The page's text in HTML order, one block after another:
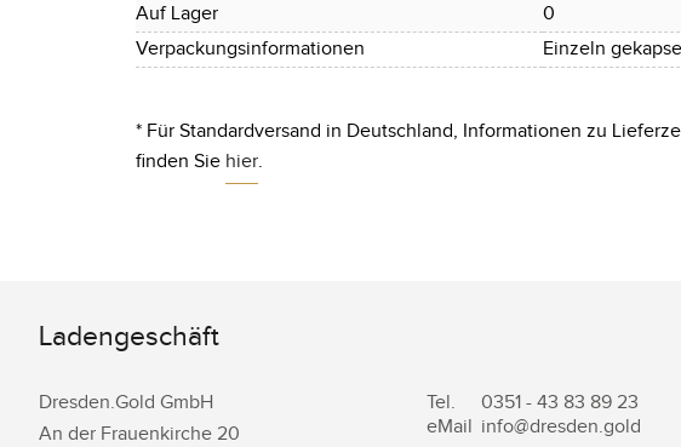
Auf Lager
0
Verpackungsinformationen
Einzeln
* Für Standardversand in Deutschland, Informationen zu
finden Sie hier.
Ladengeschäft
Dresden.Gold GmbH
An der Frauenkirche 20
Tel. 0351 - 43 83 89 23
eMail info@dresden.gold